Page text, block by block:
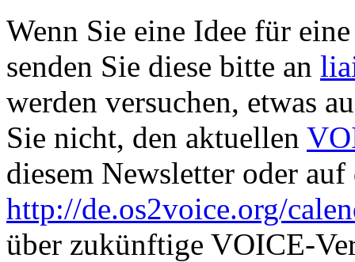
Wenn Sie eine Idee für
senden Sie diese bitte an
werden versuchen, etwas
Sie nicht, den aktuellen
diesem Newsletter oder
http://de.os2voice.org/
über zukünftige VOICE-